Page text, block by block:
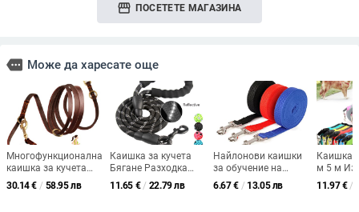
storefront ПОСЕТЕТЕ МАГАЗИНА
more Може да харесате още
Многофункционална
каишка за кучета
Здрава и мека
каишка за кучета от
30.14€ / 58.95 лв
Каишка за кучета
Бягане Разходка
Обучение за големи
малки котки
11.65 € / 22.79 лв
Найлонови каишки
за обучение на
кучета Стоки за
домашни любимци
6.67€ / 13.05 лв
Каишка
м 5 м
каишка
11.97€ /